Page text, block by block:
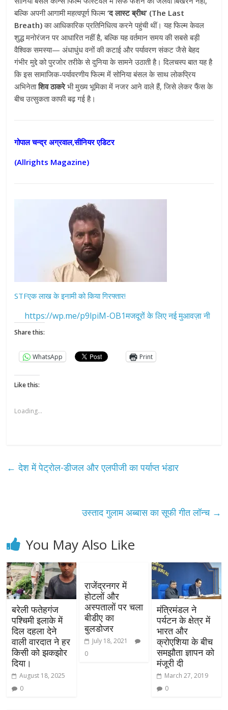
बल्कि अपनी आगामी महत्वपूर्ण फिल्म‘द लास्ट ब्रीथ’ (The Last
Breath)का आधिकारिक प्रतिनिधित्व करने पहुंची थीं। यह फिल्म केवल
शुद्ध मनोरंजन पर आधारित नहीं है, बल्कि यह वर्तमान समय की सबसे बड़ी
वैश्विक समस्या— अंधाधुंध वनों की कटाई और पर्यावरण संकट जैसे बेहद
गंभीर मुद्दे को पुरजोर तरीके से दुनिया के सामने उठाती है। दिलचस्प बात यह है
कि इस सामाजिक-पर्यावरणीय फिल्म में सोनिया बंसल के साथ लोकप्रिय
अभिनेताशिव ठाकरेभी मुख्य भूमिका में नजर आने वाले हैं, जिसे लेकर फैंस के
बीच उत्सुकता काफी बढ़ गई है।
गोपाल चन्द्र अग्रवाल,सीनियर एडिटर
(Allrights Magazine)
STFएक लाख के इनामी को किया गिरफ्तार!
https://wp.me/p9lpiM-OB1मजदूरों के लिए नई मुआवज़ा नी
Share this:
WhatsApp Print
Like this:
Loading...
← देश में पेट्रोल-डीजल और एलपीजी का पर्याप्त भंडार
उस्ताद गुलाम अब्बास का सूफी गीत लॉन्च →
You May Also Like
बरेली फतेहगंज
पश्चिमी इलाके में
दिल दहला देने
वाली वारदात ने हर
किसी को झकझोर
दिया।
August 18, 2025
0
राजेंद्रनगर में
होटलों और
अस्पतालों पर चला
बीडीए का
बुलडोजर
July 18, 2021
0
मंत्रिमंडल ने
पर्यटन के क्षेत्र में
भारत और
क्रोएशिया के बीच
समझौता ज्ञापन को
मंजूरी दी
March 27, 2019
0